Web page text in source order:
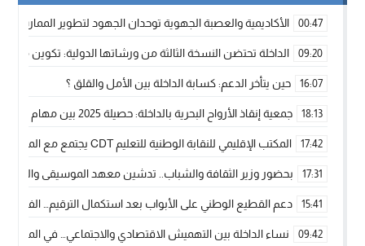
00:47 الأكاديمية والعصبة الجهوية توحدان الجهود لتطوير الممارسة
09:20 الداخلة تحتضن النسخة الثالثة من ورشاتها الدولية: تكوين
16:07 حين يتأخر الدعم: كسابة الداخلة بين الأمل والقلق ؟
18:13 جمعية إنقاذ الأرواح البحرية بالداخلة: حصيلة 2025 بين مهام الإنقاذ ومشروع “دار البحار”
17:42 المكتب الإقليمي للنقابة الوطنية للتعليم CDT يجتمع مع المدير الإقليمي لمناقشة ملفات جوهرية لنساء ورجال التعليم
17:31 بحضور وزير الثقافة والشباب.. تدشين معهد الموسيقى والفنون
15:41 دعم القطيع الوطني على الأبواب بعد استكمال الترقيم…
09:42 نساء الداخلة بين التهميش الاقتصادي والاجتماعي… في المؤسسات